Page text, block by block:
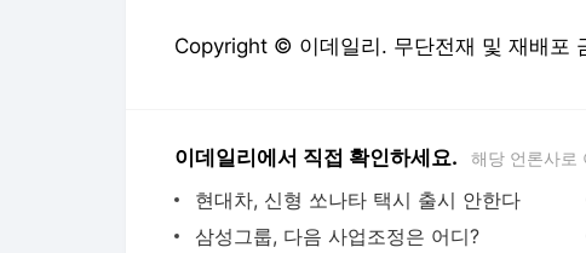
Copyright © 이데일리. 무단전재 및 재배포
이데일리에서 직접 확인하세요. 해당 언론사로
현대차, 신형 쏘나타 택시 출시 안한다
삼성그룹, 다음 사업조정은 어디?